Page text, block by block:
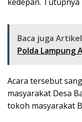
Baca juga
Polda Lampung
Acara tersebut
masyarakat Desa
tokoh masyarakat